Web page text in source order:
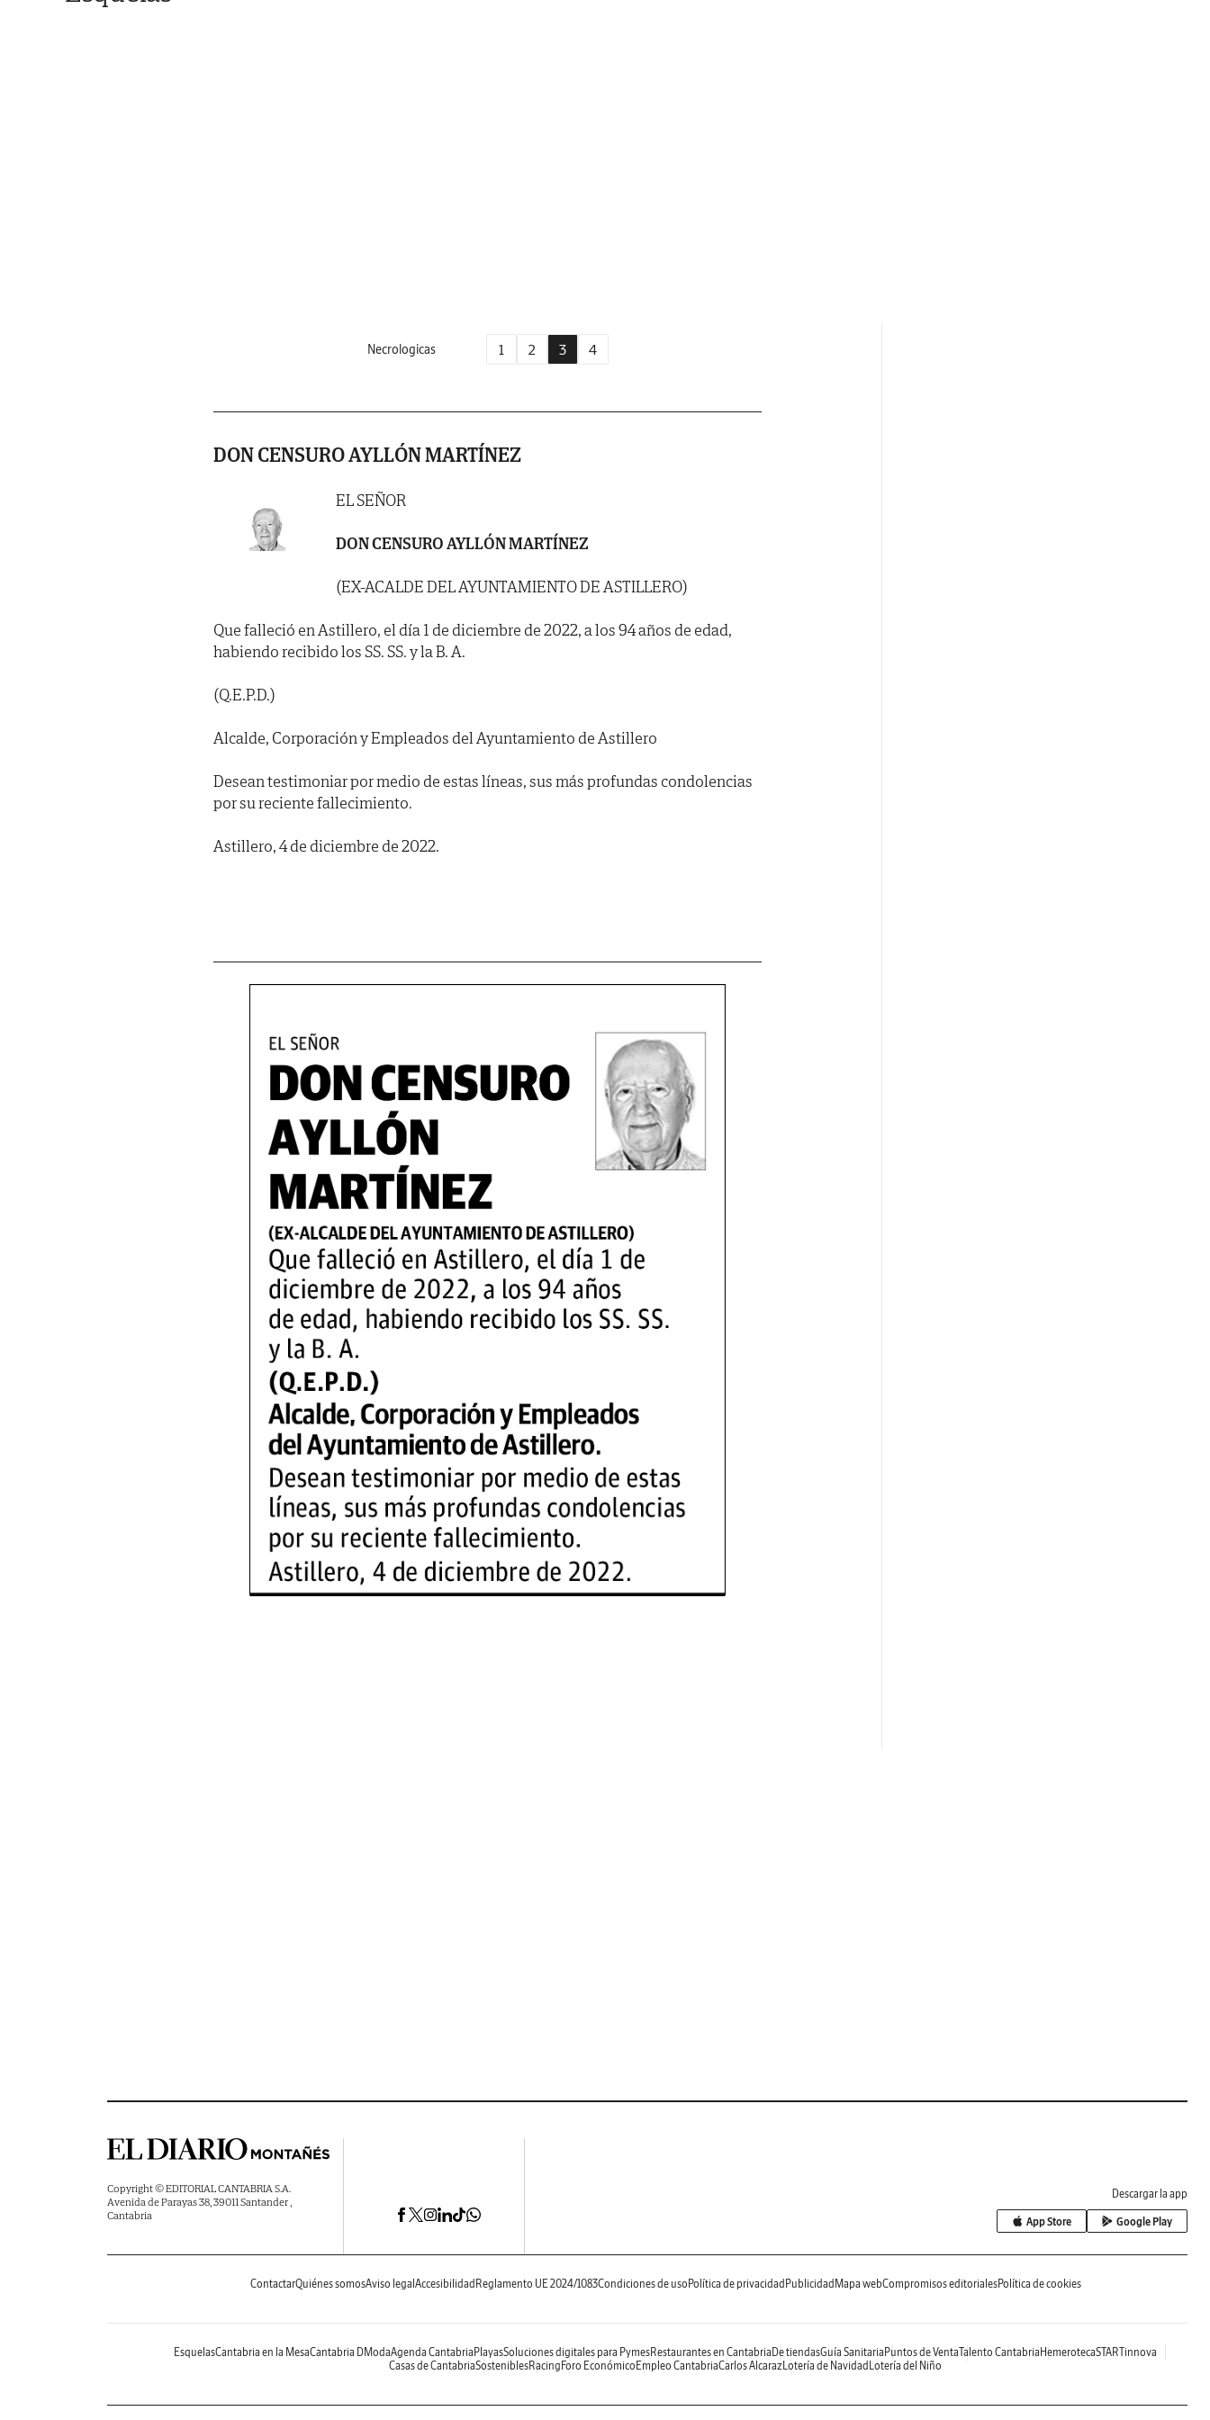
Necrologicas 1 2 3 4
DON CENSURO AYLLÓN MARTÍNEZ
EL SEÑOR
DON CENSURO AYLLÓN MARTÍNEZ
(EX-ACALDE DEL AYUNTAMIENTO DE ASTILLERO)
Que falleció en Astillero, el día 1 de diciembre de 2022, a los 94 años de edad,
habiendo recibido los SS. SS. y la B. A.
(Q.E.P.D.)
Alcalde, Corporación y Empleados del Ayuntamiento de Astillero
Desean testimoniar por medio de estas líneas, sus más profundas condolencias
por su reciente fallecimiento.
Astillero, 4 de diciembre de 2022.
Copyright © EDITORIAL CANTABRIA S.A.
Avenida de Parayas 38, 39011 Santander ,
Cantabria
Descargar la app
App Store Google Play
ContactarQuiénes somosAviso legal Accesibilidad Reglamento UE 2024/1083Condiciones de uso Política de privacidad Publicidad Mapa webCompromisos editorialesPolítica de cookies
EsquelasCantabria en la MesaCantabria DModaAgenda Cantabria PlayasSoluciones digitales para PymesRestaurantes en Cantabria De tiendasGuía Sanitaria Puntos de VentaTalento Cantabria HemerotecaSTARTinnova
Casas de CantabriaSosteniblesRacing Foro Económico Empleo CantabriaCarlos AlcarazLotería de Navidad Lotería del Niño